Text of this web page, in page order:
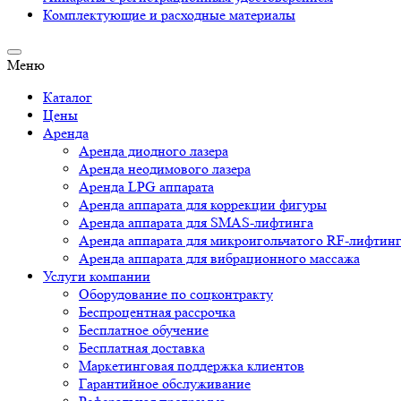
Комплектующие и расходные материалы
Меню
Каталог
Цены
Аренда
Аренда диодного лазера
Аренда неодимового лазера
Аренда LPG аппарата
Аренда аппарата для коррекции фигуры
Аренда аппарата для SMAS-лифтинга
Аренда аппарата для микроигольчатого RF-
Аренда аппарата для вибрационного массажа
Услуги компании
Оборудование по соцконтракту
Беспроцентная рассрочка
Бесплатное обучение
Бесплатная доставка
Маркетинговая поддержка клиентов
Гарантийное обслуживание